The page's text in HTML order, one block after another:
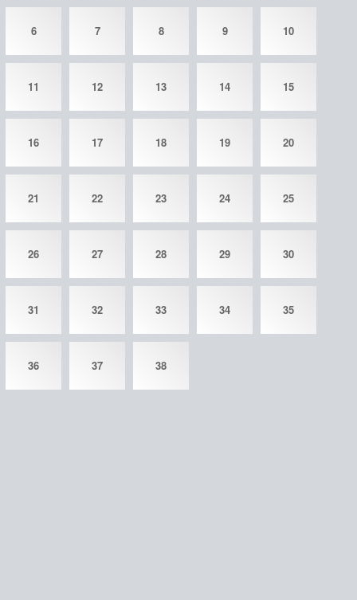
6 7 8 9 10
11 12 13 14 15
16 17 18 19 20
21 22 23 24 25
26 27 28 29 30
31 32 33 34 35
36 37 38